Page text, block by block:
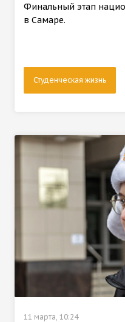
Финальный этап
в Самаре.
Студенческая жизнь
11 марта, 10:24